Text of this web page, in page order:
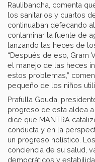
Raulibandha, comenta
los sanitarios y cuartos
continuaban defecando
contaminar la fuente de
lanzando las heces de
“Después de eso, Gram
el manejo de las heces
estos problemas,”
pequeño de los niños
Prafulla Gouda,
progreso de esta aldea
dice que MANTRA
conducta y en la
un progreso holístico.
conciencia de su salud,
democráticos y